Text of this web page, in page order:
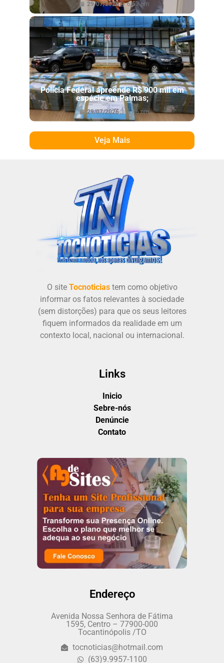
29/07/2026 6:53 pm
Polícia Federal apreende R$ 900 mil em
espécie em Palmas;
29/07/2026 6:46 pm
Veja Mais
O site Tocnoticiastem como objetivo
informar os fatos relevantes à sociedade
(sem distorções) para que os seus leitores
fiquem informados da realidade em um
contexto local, nacional ou internacional.
Links
Inicio
Sebre-nós
Denúncie
Contato
Endereço
Avenida Nossa Senhora de Fátima
1595, Centro – 77900-000
Tocantinópolis /TO
tocnoticias@hotmail.com
(63)9.9957-1100